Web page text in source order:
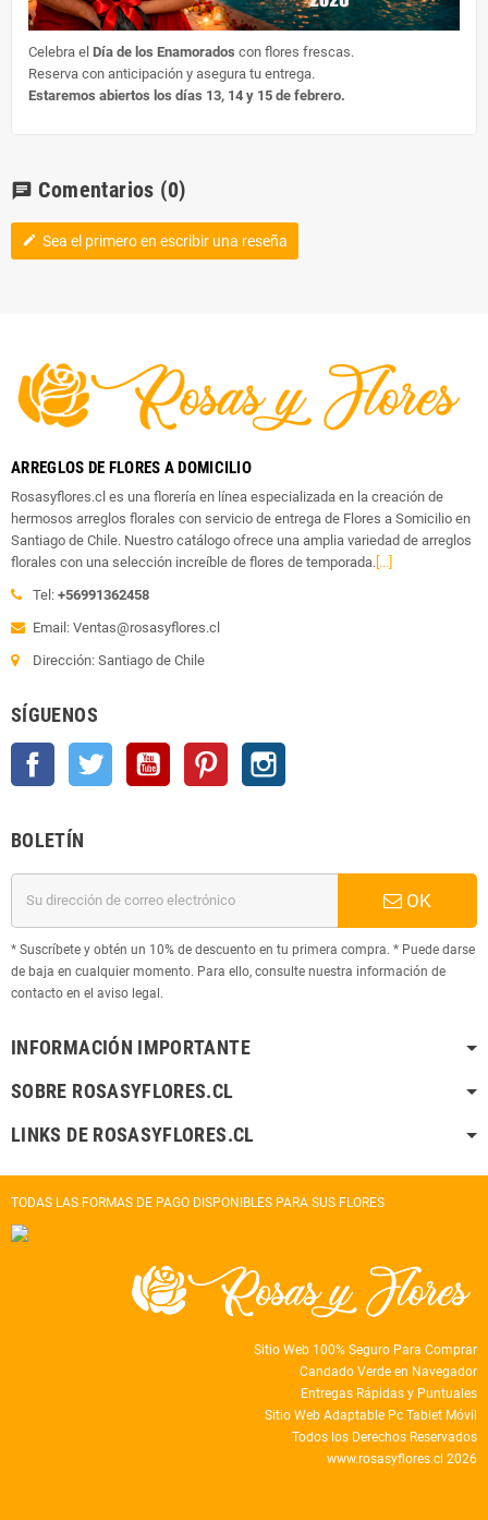
Celebra el Día de los Enamorados con flores frescas.
Reserva con anticipación y asegura tu entrega.
Estaremos abiertos los días 13, 14 y 15 de febrero.
chat Comentarios (0)
edit Sea el primero en escribir una reseña
ARREGLOS DE FLORES A DOMICILIO
Rosasyflores.cl es una florería en línea especializada en la creación de
hermosos arreglos florales con servicio de entrega de Flores a Somicilio en
Santiago de Chile. Nuestro catálogo ofrece una amplia variedad de arreglos
florales con una selección increíble de flores de temporada. [...]
Tel: +56991362458
Email: Ventas@rosasyflores.cl
Dirección: Santiago de Chile
SÍGUENOS
Facebook Twitter YouTube Pinterest
BOLETÍN
OK
* Suscríbete y obtén un 10% de descuento en tu primera compra. * Puede darse
de baja en cualquier momento. Para ello, consulte nuestra información de
contacto en el aviso legal.
INFORMACIÓN IMPORTANTE
SOBRE ROSASYFLORES.CL
LINKS DE ROSASYFLORES.CL
TODAS LAS FORMAS DE PAGO DISPONIBLES PARA SUS FLORES
Sitio Web 100% Seguro Para Comprar
Candado Verde en Navegador
Entregas Rápidas y Puntuales
Sitio Web Adaptable Pc Tablet Móvil
Todos los Derechos Reservados
www.rosasyflores.cl 2026